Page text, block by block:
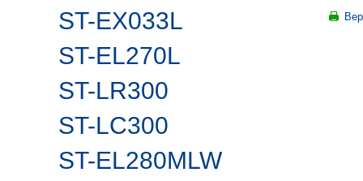
ST-EX033L
ST-EL270L
ST-LR300
ST-LC300
ST-EL280MLW